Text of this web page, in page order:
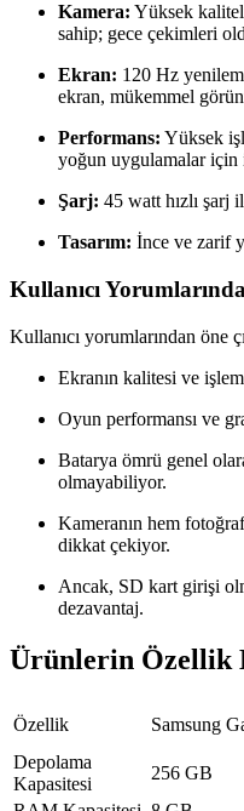
Kamera: Yüksek
sahip; gece çekimleri
Ekran: 120 Hz
ekran, mükemmel
Performans: Yüksek
yoğun uygulamalar için
Şarj: 45 watt hızlı şarj
Tasarım: İnce ve zarif
Kullanıcı
Kullanıcı yorumlarından öne
Ekranın kalitesi ve
Oyun performansı ve
Batarya ömrü genel
olmayabiliyor.
Kameranın hem
dikkat çekiyor.
Ancak, SD kart girişi
dezavantaj.
Ürünlerin Özellik
Özellik Samsung
Depolama
Kapasitesi
256 GB